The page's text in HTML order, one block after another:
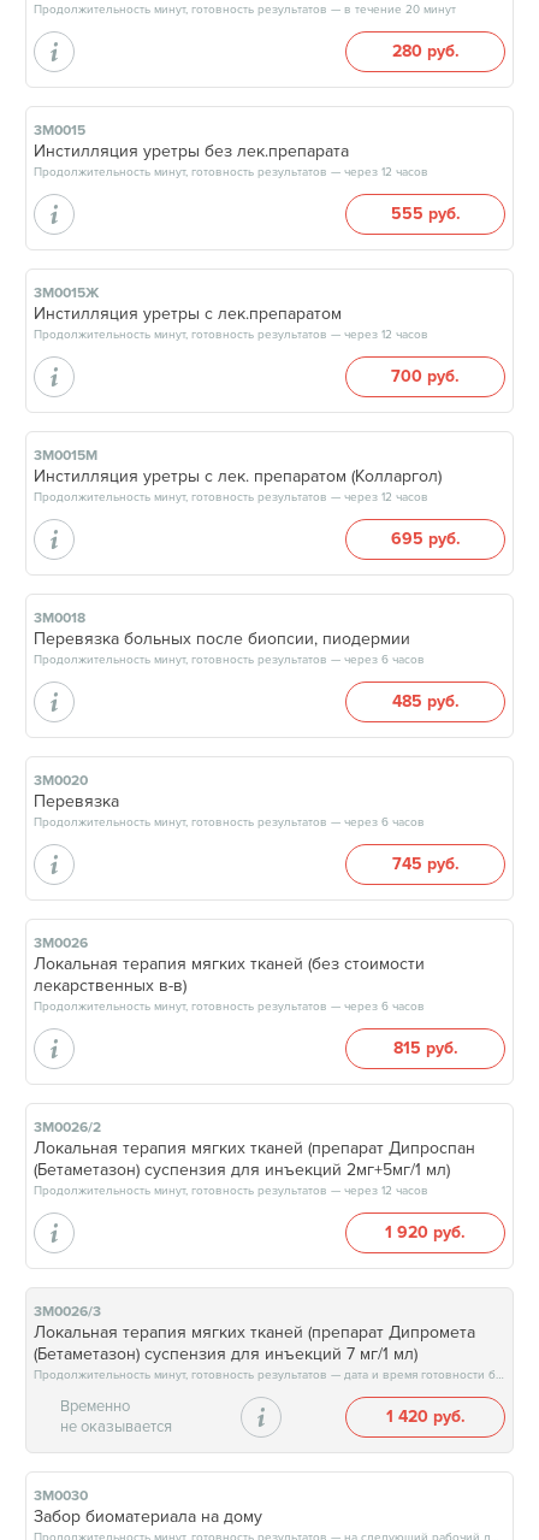
Продолжительность минут, готовность результатов — в течение 20 минут
280 руб.
3М0015
Инстилляция уретры без лек.препарата
Продолжительность минут, готовность результатов — через 12 часов
555 руб.
3М0015Ж
Инстилляция уретры с лек.препаратом
Продолжительность минут, готовность результатов — через 12 часов
700 руб.
3М0015М
Инстилляция уретры с лек. препаратом (Колларгол)
Продолжительность минут, готовность результатов — через 12 часов
695 руб.
3М0018
Перевязка больных после биопсии, пиодермии
Продолжительность минут, готовность результатов — через 6 часов
485 руб.
3М0020
Перевязка
Продолжительность минут, готовность результатов — через 6 часов
745 руб.
3М0026
Локальная терапия мягких тканей (без стоимости
лекарственных в-в)
Продолжительность минут, готовность результатов — через 6 часов
815 руб.
3М0026/2
Локальная терапия мягких тканей (препарат Дипроспан
(Бетаметазон) суспензия для инъекций 2мг+5мг/1 мл)
Продолжительность минут, готовность результатов — через 12 часов
1 920 руб.
3М0026/3
Локальная терапия мягких тканей (препарат Дипромета
(Бетаметазон) суспензия для инъекций 7 мг/1 мл)
Продолжительность минут, готовность результатов — дата и время готовности будут сообщены врачом в день приёма
Временно
не оказывается
1 420 руб.
3М0030
Забор биоматериала на дому